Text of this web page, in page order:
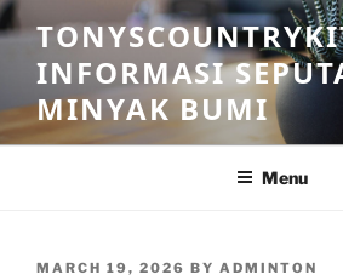
Skip
to
contentINFORMASI
MINYAK BUMI
Menu
POSTED
MARCH 19, 2026 BY ADMINTON